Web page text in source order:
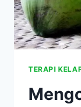
TERAPI